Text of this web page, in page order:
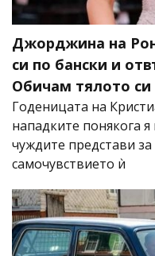
Джорджина на
си по бански и
Обичам тялото си
Годеницата на
нападките понякога
чуждите представи
самочувствието ѝ